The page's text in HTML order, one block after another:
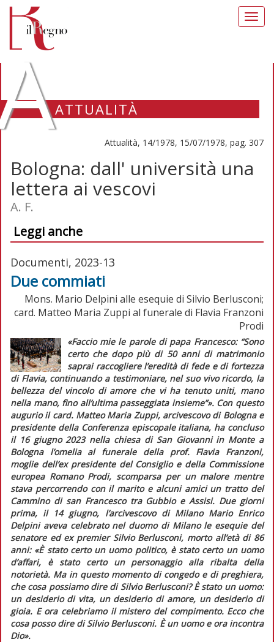
ATTUALITÀ
Attualità, 14/1978, 15/07/1978, pag. 307
Bologna: dall' università una
lettera ai vescovi
A. F.
Leggi anche
Documenti, 2023-13
Due commiati
Mons. Mario Delpini alle esequie di Silvio Berlusconi;
card. Matteo Maria Zuppi al funerale di Flavia Franzoni
Prodi
«Faccio mie le parole di papa Francesco: “Sono
certo che dopo più di 50 anni di matrimonio
saprai raccogliere l’eredità di fede e di fortezza
di Flavia, continuando a testimoniare, nel suo vivo ricordo, la
bellezza del vincolo di amore che vi ha tenuto uniti, mano
nella mano, fino all’ultima passeggiata insieme”». Con questo
augurio il card. Matteo Maria Zuppi, arcivescovo di Bologna e
presidente della Conferenza episcopale italiana, ha concluso
il 16 giugno 2023 nella chiesa di San Giovanni in Monte a
Bologna l’omelia al funerale della prof. Flavia Franzoni,
moglie dell’ex presidente del Consiglio e della Commissione
europea Romano Prodi, scomparsa per un malore mentre
stava percorrendo con il marito e alcuni amici un tratto del
Cammino di san Francesco tra Gubbio e Assisi. Due giorni
prima, il 14 giugno, l’arcivescovo di Milano Mario Enrico
Delpini aveva celebrato nel duomo di Milano le esequie del
senatore ed ex premierSilvio Berlusconi, morto all’età di 86
anni: «È stato certo un uomo politico, è stato certo un uomo
d’affari, è stato certo un personaggio alla ribalta della
notorietà. Ma in questo momento di congedo e di preghiera,
che cosa possiamo dire di Silvio Berlusconi? È stato un uomo:
un desiderio di vita, un desiderio di amore, un desiderio di
gioia. E ora celebriamo il mistero del compimento. Ecco che
cosa posso dire di Silvio Berlusconi. È un uomo e ora incontra
Dio».